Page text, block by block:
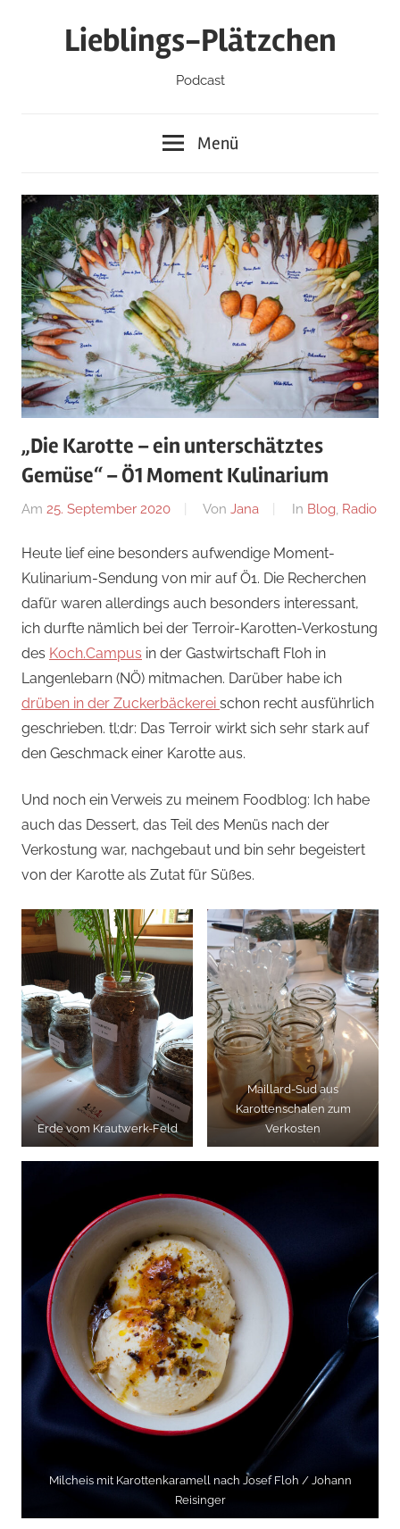
Lieblings-Plätzchen
Podcast
Menü
„Die Karotte – ein unterschätztes
Gemüse“ – Ö1 Moment Kulinarium
Am 25. September 2020 Von Jana In Blog, Radio
Heute lief eine besonders aufwendige Moment-
Kulinarium-Sendung von mir auf Ö1. Die Recherchen
dafür waren allerdings auch besonders interessant,
ich durfte nämlich bei der Terroir-Karotten-Verkostung
des Koch.Campus in der Gastwirtschaft Floh in
Langenlebarn (NÖ) mitmachen. Darüber habe ich
drüben in der Zuckerbäckerei schon recht ausführlich
geschrieben. tl;dr: Das Terroir wirkt sich sehr stark auf
den Geschmack einer Karotte aus.
Und noch ein Verweis zu meinem Foodblog: Ich habe
auch das Dessert, das Teil des Menüs nach der
Verkostung war, nachgebaut und bin sehr begeistert
von der Karotte als Zutat für Süßes.
Erde vom Krautwerk-Feld
Maillard-Sud aus
Karottenschalen zum
Verkosten
Milcheis mit Karottenkaramell nach Josef Floh / Johann
Reisinger